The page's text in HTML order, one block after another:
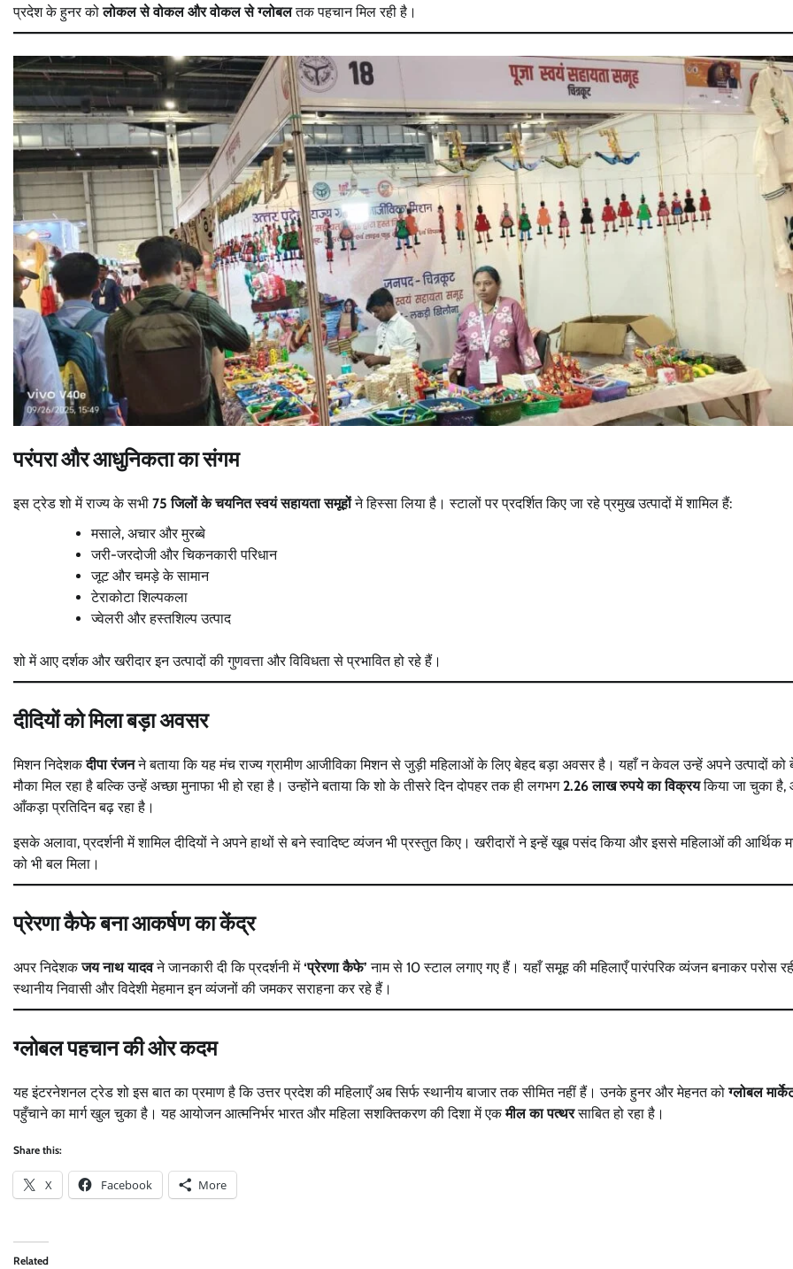
प्रदेश के हुनर कोलोकल से वोकल और वोकल से ग्लोबलतक पहचान मिल रही है।
परंपरा और आधुनिकता का संगम
इस ट्रेड शो में राज्य के सभी 75 जिलों के चयनित स्वयं सहायता समूहोंने हिस्सा लिया है। स्टालों पर प्रदर्शित किए जा रहे प्रमुख उत्पादों में शामिल हैं:
मसाले, अचार और मुरब्बे
जरी-जरदोजी और चिकनकारी परिधान
जूट और चमड़े के सामान
टेराकोटा शिल्पकला
ज्वेलरी और हस्तशिल्प उत्पाद
शो में आए दर्शक और खरीदार इन उत्पादों की गुणवत्ता और विविधता से प्रभावित हो रहे हैं।
दीदियों को मिला बड़ा अवसर
मिशन निदेशकदीपा रंजनने बताया कि यह मंच राज्य ग्रामीण आजीविका मिशन से जुड़ी महिलाओं के लिए बेहद बड़ा अवसर है। यहाँ न केवल उन्हें अपने उत्पादों को
मौका मिल रहा है बल्कि उन्हें अच्छा मुनाफा भी हो रहा है। उन्होंने बताया कि शो के तीसरे दिन दोपहर तक ही लगभग 2.26 लाख रुपये का विक्रयकिया जा चुका है,
आँकड़ा प्रतिदिन बढ़ रहा है।
इसके अलावा, प्रदर्शनी में शामिल दीदियों ने अपने हाथों से बने स्वादिष्ट व्यंजन भी प्रस्तुत किए। खरीदारों ने इन्हें खूब पसंद किया और इससे महिलाओं की आर्थिक
को भी बल मिला।
प्रेरणा कैफे बना आकर्षण का केंद्र
अपर निदेशकजय नाथ यादवने जानकारी दी कि प्रदर्शनी में‘प्रेरणा कैफे’ नाम से 10 स्टाल लगाए गए हैं। यहाँ समूह की महिलाएँ पारंपरिक व्यंजन बनाकर परोस
स्थानीय निवासी और विदेशी मेहमान इन व्यंजनों की जमकर सराहना कर रहे हैं।
ग्लोबल पहचान की ओर कदम
यह इंटरनेशनल ट्रेड शो इस बात का प्रमाण है कि उत्तर प्रदेश की महिलाएँ अब सिर्फ स्थानीय बाजार तक सीमित नहीं हैं। उनके हुनर और मेहनत कोग्लोबल
पहुँचाने का मार्ग खुल चुका है। यह आयोजन आत्मनिर्भर भारत और महिला सशक्तिकरण की दिशा में एकमील का पत्थरसाबित हो रहा है।
Share this:
X Facebook More
Related